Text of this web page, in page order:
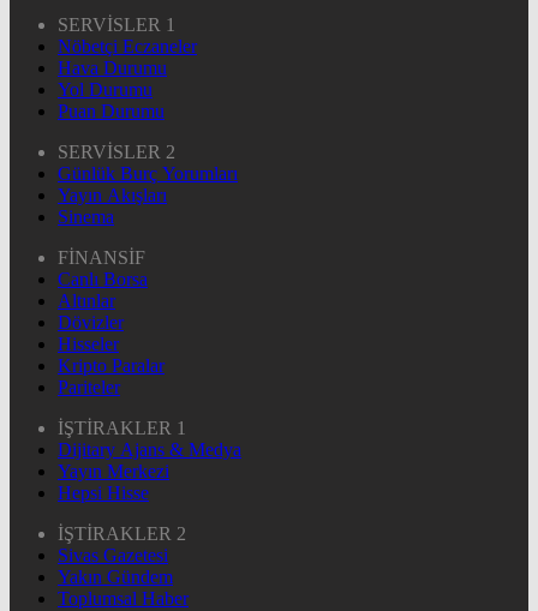
SERVİSLER 1
Nöbetçi Eczaneler
Hava Durumu
Yol Durumu
Puan Durumu
SERVİSLER 2
Günlük Burç Yorumları
Yayın Akışları
Sinema
FİNANSİF
Canlı Borsa
Altınlar
Dövizler
Hisseler
Kripto Paralar
Pariteler
İŞTİRAKLER 1
Dijitary Ajans & Medya
Yayın Merkezi
Hepsi Hisse
İŞTİRAKLER 2
Sivas Gazetesi
Yakın Gündem
Toplumsal Haber